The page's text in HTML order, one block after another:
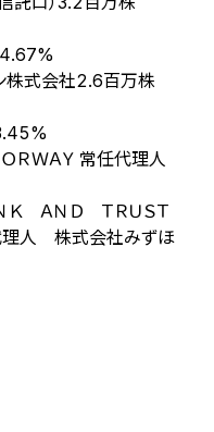
4.67%
株式会社2.6百万株
ＲＷＡＹ 常任代理人
Ｋ ＡＮＤ ＴＲＵＳＴ
理人 株式会社みずほ